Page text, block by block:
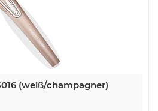
(weiß/champagner)